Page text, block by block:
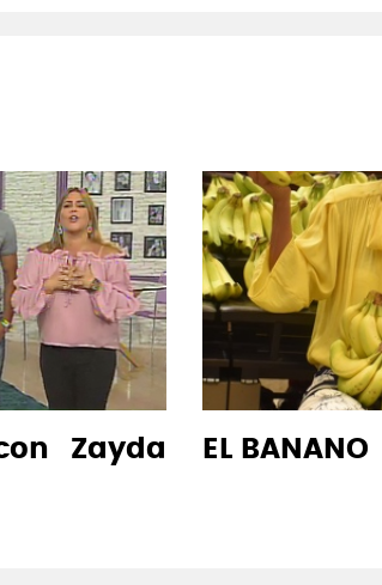
Zayda
EL BANANO